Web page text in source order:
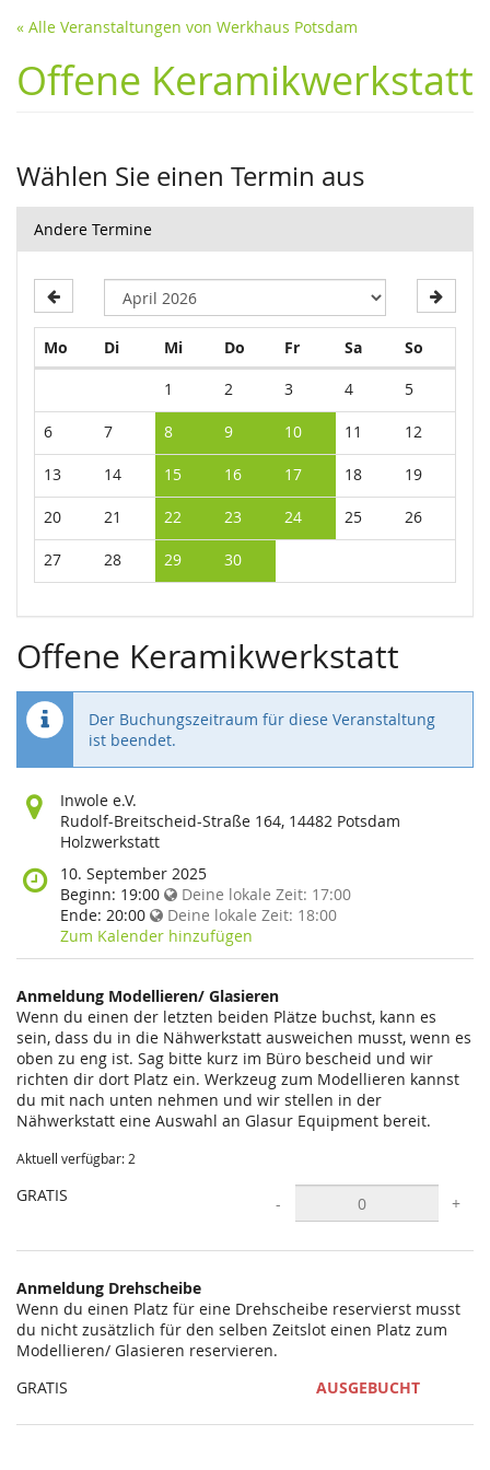
« Alle Veranstaltungen von Werkhaus Potsdam
Offene Keramikwerkstatt
Wählen Sie einen Termin aus
Andere Termine
Mo Montag
DiDienstag
MiMittwoch
Do Donnerstag
FrFreitagSaSamstag
So
1 2 3 4 5
6 7 8 9 10 11 12
13 14 15 16 17 18 19
20 21 22 23 24 25 26
27 28 29 30
Offene Keramikwerkstatt
Der Buchungszeitraum für diese Veranstaltung
ist beendet.
Wo
findet
diese
statt?
Inwole e.V.
Rudolf-Breitscheid-Straße 164, 14482 Potsdam
Holzwerkstatt
Wann
findet
diese
Veranstaltung
statt?
10. September 2025
Beginn: 19:00 Deine lokale Zeit: 17:00
Ende: 20:00 Deine lokale Zeit: 18:00
Zum Kalender hinzufügen
Anmeldung Modellieren/ Glasieren
Wenn du einen der letzten beiden Plätze buchst, kann es
sein, dass du in die Nähwerkstatt ausweichen musst, wenn es
oben zu eng ist. Sag bitte kurz im Büro bescheid und wir
richten dir dort Platz ein. Werkzeug zum Modellieren kannst
du mit nach unten nehmen und wir stellen in der
Nähwerkstatt eine Auswahl an Glasur Equipment bereit.
Aktuell verfügbar: 2
GRATIS - +
Anmeldung Drehscheibe
Wenn du einen Platz für eine Drehscheibe reservierst musst
du nicht zusätzlich für den selben Zeitslot einen Platz zum
Modellieren/ Glasieren reservieren.
GRATIS
AUSGEBUCHT